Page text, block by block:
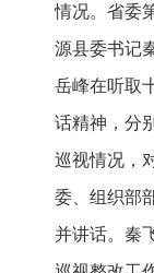
情况。省委
源县委书记
岳峰在听取
话精神，分
巡视情况，
委、组织部
并讲话。秦